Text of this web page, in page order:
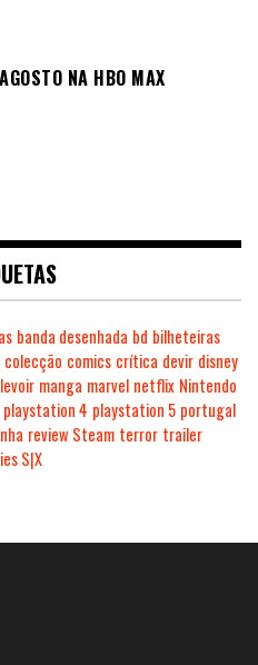
NA HBO MAX
banda desenhada bd bilheteiras
colecção comics crítica devir disney
levoir manga marvel netflix Nintendo
playstation 4 playstation 5 portugal
review Steam terror trailer
S|X